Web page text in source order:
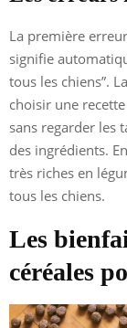
La première
signifie
tous les chiens”.
choisir une
sans regarder les
des ingrédients.
très riches en
tous les chiens.
Les
céréales